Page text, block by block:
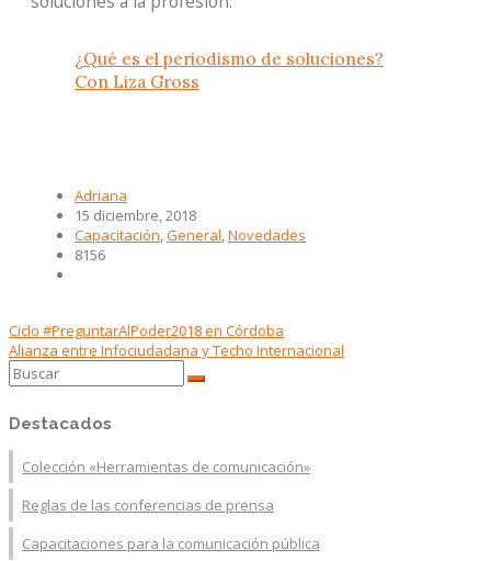
¿Qué es el periodismo de soluciones?
Con Liza Gross
Adriana
15 diciembre, 2018
Capacitación,General,Novedades
8156
Ciclo #PreguntarAlPoder2018 en Córdoba
Alianza entre Infociudadana y Techo Internacional
Destacados
Colección «Herramientas de comunicación»
Reglas de las conferencias de prensa
Capacitaciones para la comunicación pública